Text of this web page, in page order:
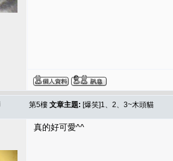
第5樓 文章主題: [爆笑]1、2、3~木頭貓
真的好可愛^^